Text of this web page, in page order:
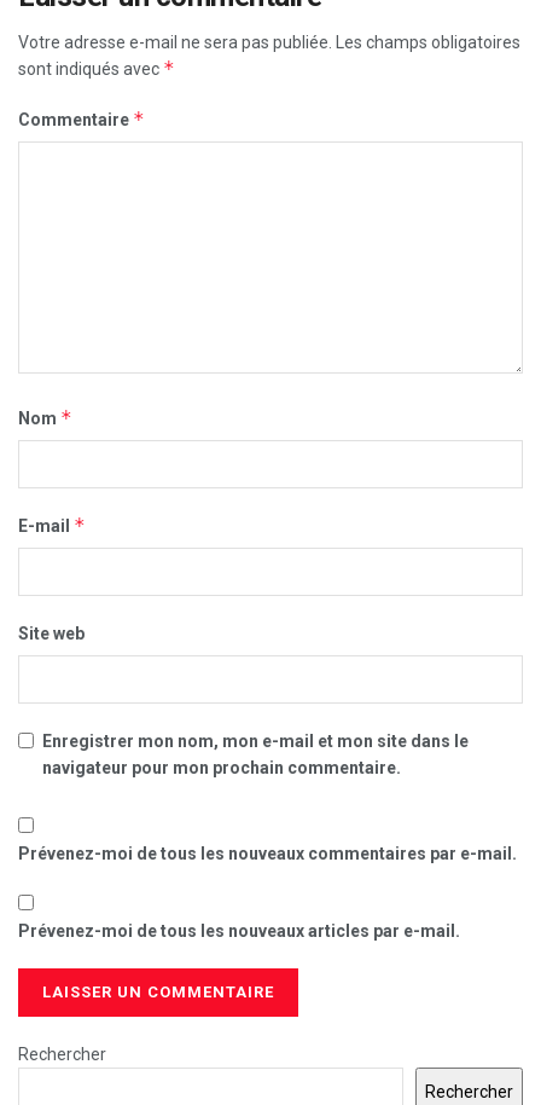
Votre adresse e-mail ne sera pas publiée. Les champs obligatoires
sont indiqués avec *
Commentaire *
Nom *
E-mail *
Site web
Enregistrer mon nom, mon e-mail et mon site dans le
navigateur pour mon prochain commentaire.
Prévenez-moi de tous les nouveaux commentaires par e-mail.
Prévenez-moi de tous les nouveaux articles par e-mail.
Rechercher
Rechercher